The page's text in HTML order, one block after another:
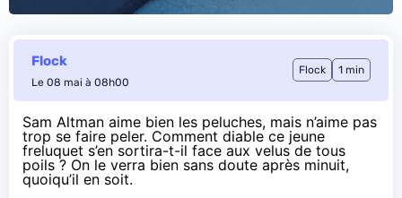
Flock
Le 08 mai à 08h00
Flock 1 min
Sam Altman aime bien les peluches, mais n’aime pas
trop se faire peler. Comment diable ce jeune
freluquet s’en sortira-t-il face aux velus de tous
poils ? On le verra bien sans doute après minuit,
quoiqu’il en soit.